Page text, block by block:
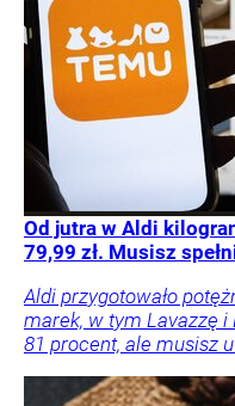
Od jutra w Aldi
79,99 zł. Musisz
Aldi przygotowało
marek, w tym Lavazzę
81 procent, ale musisz